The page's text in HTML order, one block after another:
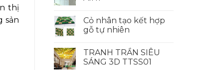
thị
sản
Cỏ nhân tạo kết hợp
gỗ tự nhiên
TRANH TRẦN SIÊU
SÁNG 3D TTSS01